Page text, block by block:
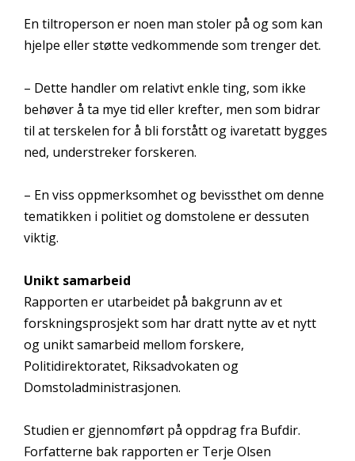
En tiltroperson er noen man stoler på og som kan
hjelpe eller støtte vedkommende som trenger det.
– Dette handler om relativt enkle ting, som ikke
behøver å ta mye tid eller krefter, men som bidrar
til at terskelen for å bli forstått og ivaretatt bygges
ned, understreker forskeren.
– En viss oppmerksomhet og bevissthet om denne
tematikken i politiet og domstolene er dessuten
viktig.
Unikt samarbeid
Rapporten er utarbeidet på bakgrunn av et
forskningsprosjekt som har dratt nytte av et nytt
og unikt samarbeid mellom forskere,
Politidirektoratet, Riksadvokaten og
Domstoladministrasjonen.
Studien er gjennomført på oppdrag fra Bufdir.
Forfatterne bak rapporten er Terje Olsen